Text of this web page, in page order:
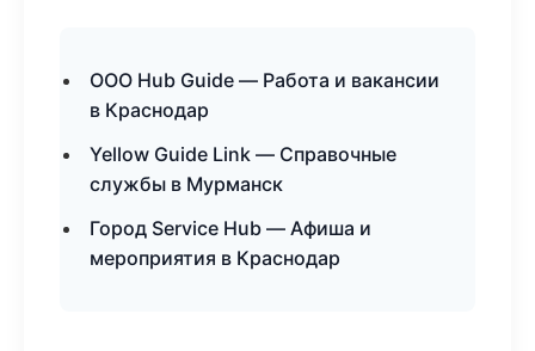
ООО Hub Guide — Работа и вакансии
в Краснодар
Yellow Guide Link — Справочные
службы в Мурманск
Город Service Hub — Афиша и
мероприятия в Краснодар